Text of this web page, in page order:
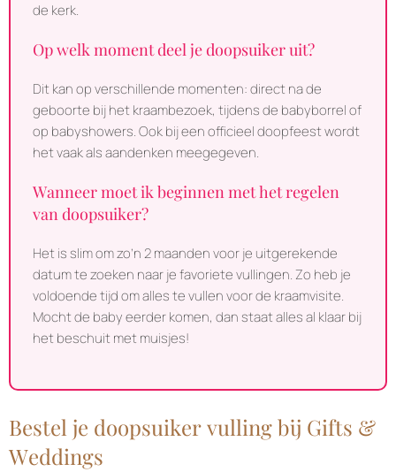
de kerk.
Op welk moment deel je doopsuiker uit?
Dit kan op verschillende momenten: direct na de
geboorte bij het kraambezoek, tijdens de babyborrel of
op babyshowers. Ook bij een officieel doopfeest wordt
het vaak als aandenken meegegeven.
Wanneer moet ik beginnen met het regelen
van doopsuiker?
Het is slim om zo’n 2 maanden voor je uitgerekende
datum te zoeken naar je favoriete vullingen. Zo heb je
voldoende tijd om alles te vullen voor de kraamvisite.
Mocht de baby eerder komen, dan staat alles al klaar bij
het beschuit met muisjes!
Bestel je doopsuiker vulling bij Gifts &
Weddings